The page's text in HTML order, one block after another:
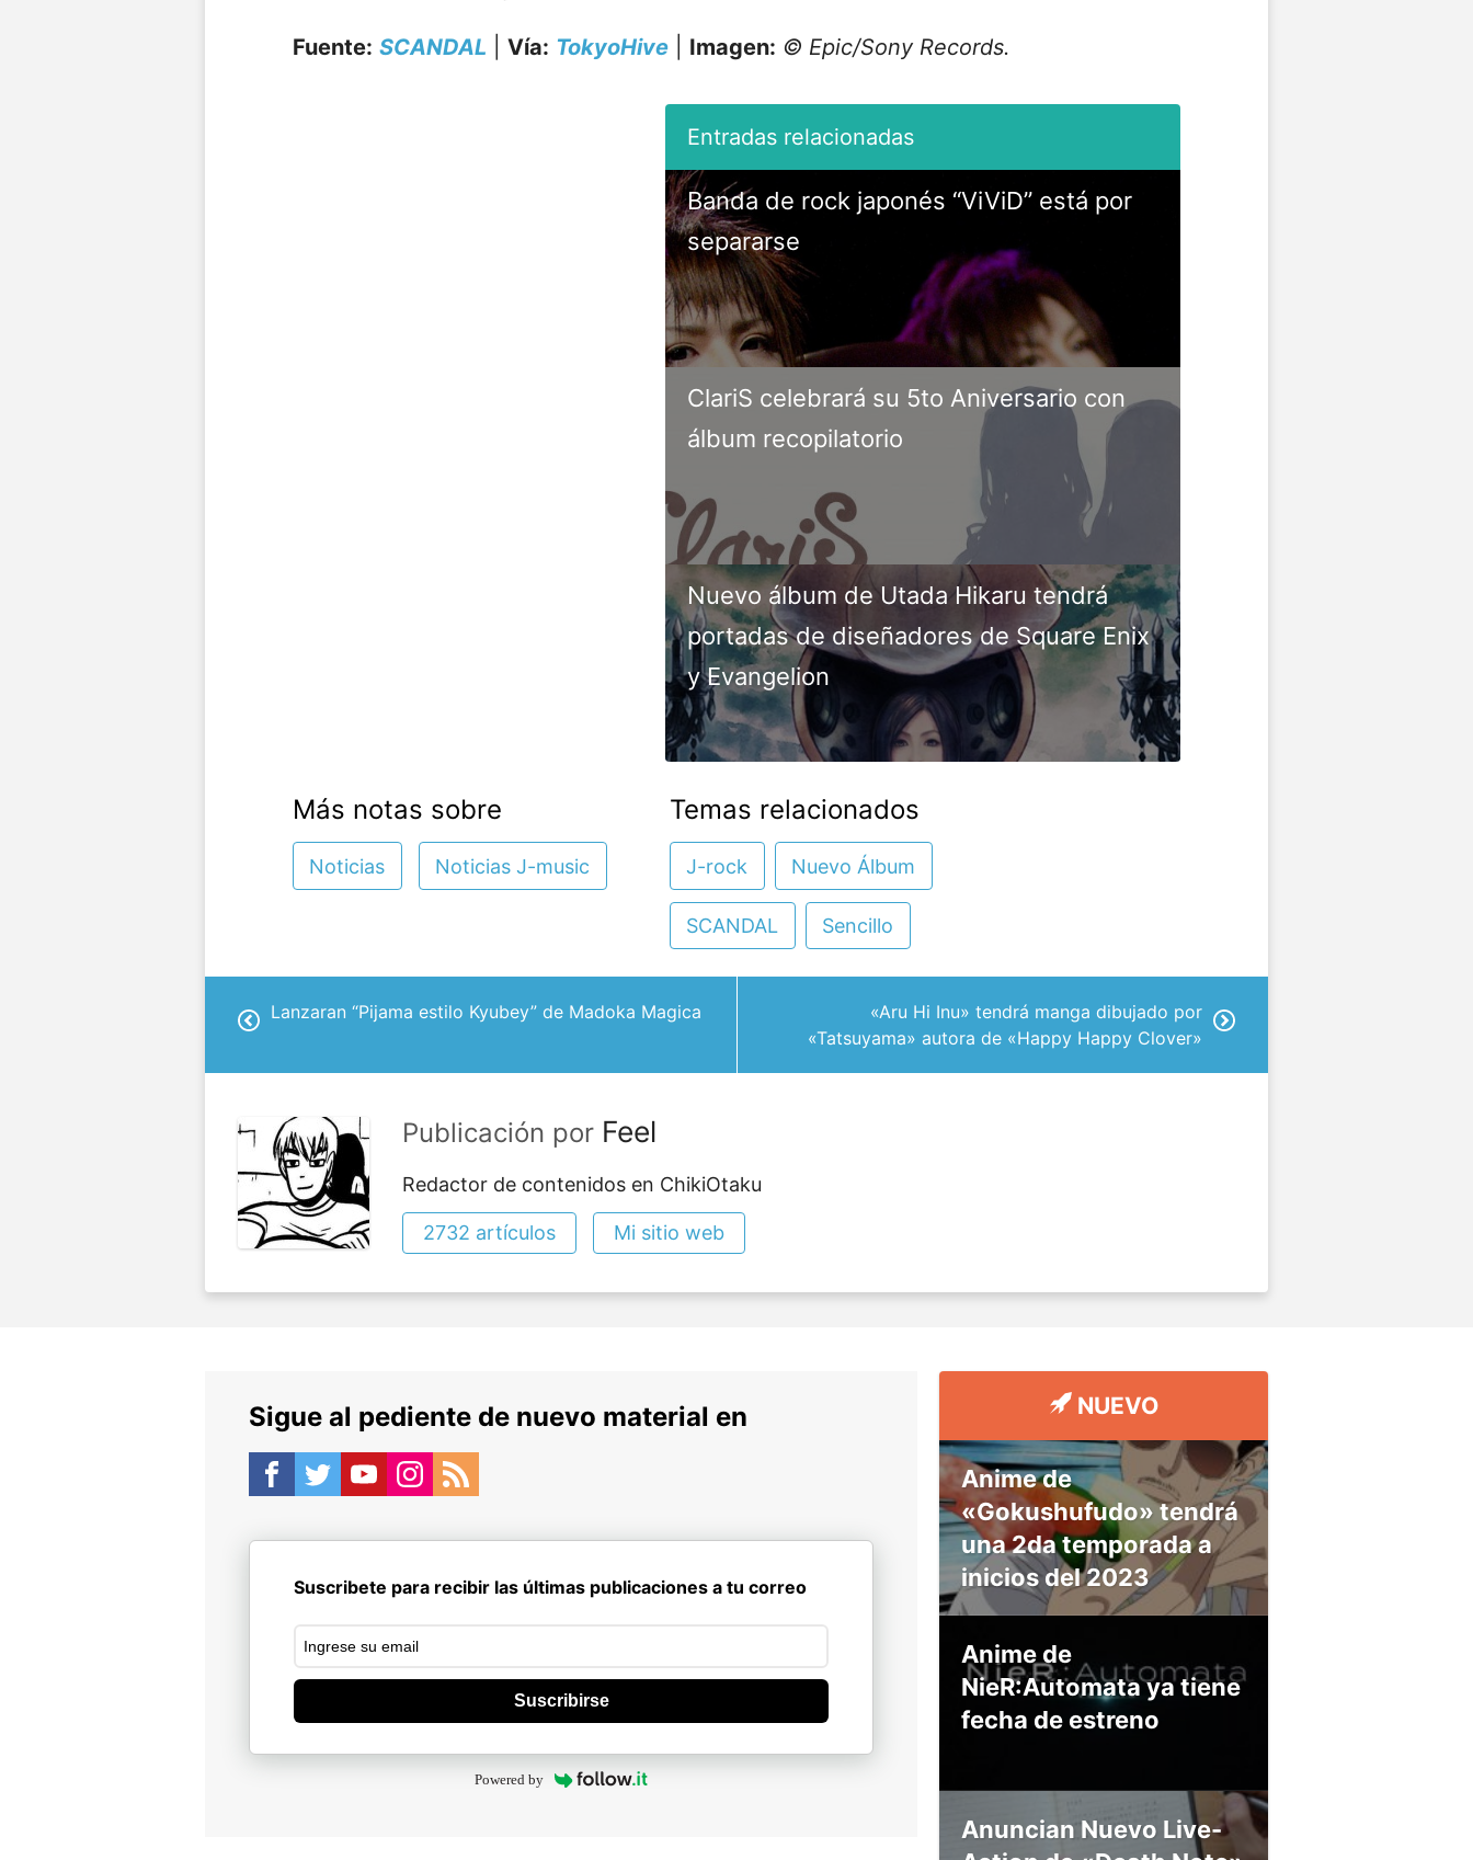
Fuente: SCANDAL Vía: TokyoHive Imagen: © Epic/Sony Records.
Banda de rock japonés “ViViD” está por
separarse
ClariS celebrará su 5to Aniversario con
álbum recopilatorio
Nuevo álbum de Utada Hikaru tendrá
portadas de diseñadores de Square Enix
y Evangelion
Más notas sobre
Noticias Noticias J-music
Temas relacionados
J-rock Nuevo Álbum
SCANDAL Sencillo
Lanzaran “Pijama estilo Kyubey” de Madoka Magica
«Aru Hi Inu» tendrá manga dibujado por
«Tatsuyama» autora de «Happy Happy Clover»
Publicación por Feel
Redactor de contenidos en ChikiOtaku
2732 artículos Mi sitio web
Sigue al pediente de nuevo material en
Suscribete para recibir las últimas publicaciones a tu correo
Suscribirse
Powered by
NUEVO
Anime de
«Gokushufudo» tendrá
una 2da temporada a
inicios del 2023
Anime de
NieR:Automata ya tiene
fecha de estreno
Anuncian Nuevo Live-